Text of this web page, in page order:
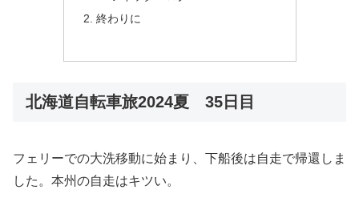
終わりに
北海道自転車旅2024夏 35日目
フェリーでの大洗移動に始まり、下船後は自走で帰還しま
した。本州の自走はキツい。